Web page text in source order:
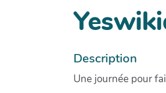
Description
Une journée pour